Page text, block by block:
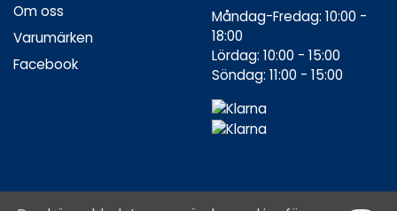
Om oss
Varumärken
Facebook
Måndag-Fredag: 10:00 -
18:00
Lördag: 10:00 - 15:00
Söndag: 11:00 - 15:00